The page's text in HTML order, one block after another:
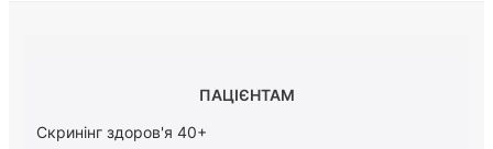
ПАЦІЄНТАМ
Скринінг здоров'я 40+